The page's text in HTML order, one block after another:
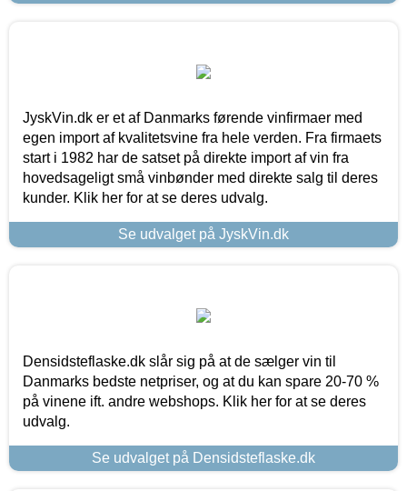
JyskVin.dk er et af Danmarks førende vinfirmaer med
egen import af kvalitetsvine fra hele verden. Fra firmaets
start i 1982 har de satset på direkte import af vin fra
hovedsageligt små vinbønder med direkte salg til deres
kunder. Klik her for at se deres udvalg.
Se udvalget på JyskVin.dk
Densidsteflaske.dk slår sig på at de sælger vin til
Danmarks bedste netpriser, og at du kan spare 20-70 %
på vinene ift. andre webshops. Klik her for at se deres
udvalg.
Se udvalget på Densidsteflaske.dk